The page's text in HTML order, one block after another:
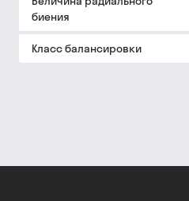
биения
Класс балансировки